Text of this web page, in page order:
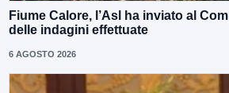
Fiume Calore, l’Asl ha inviato al
delle indagini effettuate
6 AGOSTO 2026